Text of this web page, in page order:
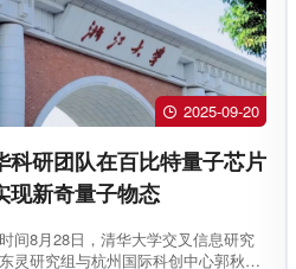
2025-09-20
科研团队在百比特量子芯片
现新奇量子物态
间8月28日，清华大学交叉信息研究
灵研究组与杭州国际科创中心郭秋